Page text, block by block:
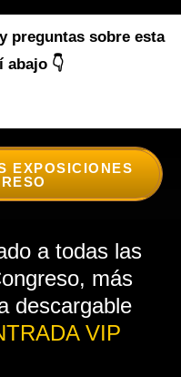
preguntas sobre esta
abajo 👇
EXPOSICIONES
a todas las
más
descargable
VIP